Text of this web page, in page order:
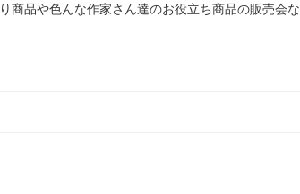
商品や色んな作家さん達のお役立ち商品の販売会な